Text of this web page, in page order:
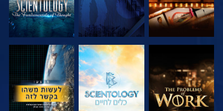
בדוק את הסדרה בדוק את הסדרה צפה